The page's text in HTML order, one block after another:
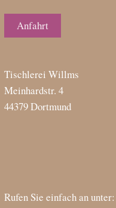
Anfahrt
Tischlerei Willms
Meinhardstr. 4
44379 Dortmund
Rufen Sie einfach an unter: